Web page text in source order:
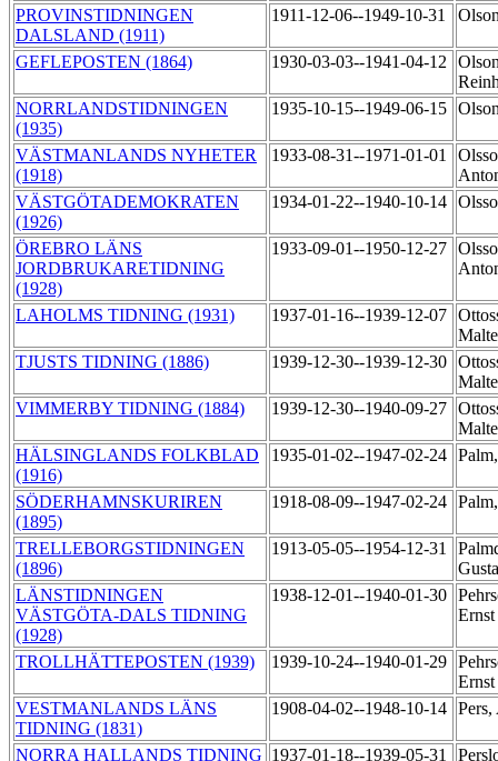
PROVINSTIDNINGEN
DALSLAND (1911)
1911-12-06--1949-10-31
GEFLEPOSTEN (1864) 1930-03-03--1941-04-12
NORRLANDSTIDNINGEN
(1935)
1935-10-15--1949-06-15
VÄSTMANLANDS NYHETER
(1918)
1933-08-31--1971-01-01
VÄSTGÖTADEMOKRATEN
(1926)
1934-01-22--1940-10-14
ÖREBRO LÄNS
JORDBRUKARETIDNING
(1928)
1933-09-01--1950-12-27
LAHOLMS TIDNING (1931) 1937-01-16--1939-12-07
TJUSTS TIDNING (1886)
1939-12-30--1939-12-30
VIMMERBY TIDNING (1884)
1939-12-30--1940-09-27
HÄLSINGLANDS FOLKBLAD
(1916)
1935-01-02--1947-02-24
SÖDERHAMNSKURIREN
(1895)
1918-08-09--1947-02-24
TRELLEBORGSTIDNINGEN
(1896)
1913-05-05--1954-12-31
LÄNSTIDNINGEN
VÄSTGÖTA-DALS TIDNING
(1928)
1938-12-01--1940-01-30
Ernst
TROLLHÄTTEPOSTEN (1939) 1939-10-24--1940-01-29
Ernst
VESTMANLANDS LÄNS
TIDNING (1831)
1908-04-02--1948-10-14
NORRA HALLANDS TIDNING 1937-01-18--1939-05-31